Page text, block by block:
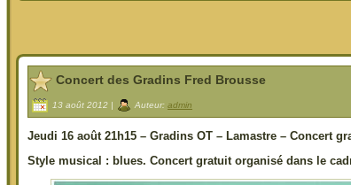
Concert des Gradins Fred Brousse
13 août 2012 | Auteur: admin
Jeudi 16 août 21h15 – Gradins OT – Lamastre – Concert
Style musical : blues. Concert gratuit organisé dans le